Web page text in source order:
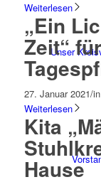
Unser
Weiterlesen
„Ein
Zeit“
27. Januar 2021/in
Weiterlesen
Kita
Hause